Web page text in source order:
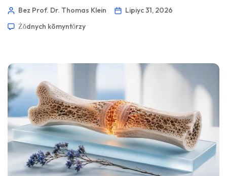
Często oznacza to, że każdy krążący komórkowy element
wyjaśnić to mogą też nawodnienie, ciąża, leki i zmieniający
Bez Prof. Dr. Thomas Klein
Lipiyc 31, 2026
Żŏdnych kōmyntŏrzy